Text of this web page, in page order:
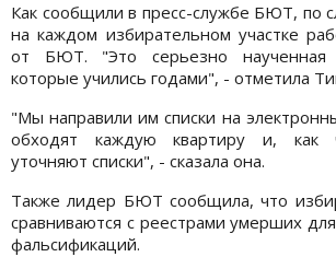
Как сообщили в пресс-службе БЮТ, по
на каждом избирательном участке
от БЮТ. "Это серьезно наученная
которые учились годами", - отметила
"Мы направили им списки на
обходят каждую квартиру и, как
уточняют списки", - сказала она.
Также лидер БЮТ сообщила, что
сравниваются с реестрами умерших
фальсификаций.